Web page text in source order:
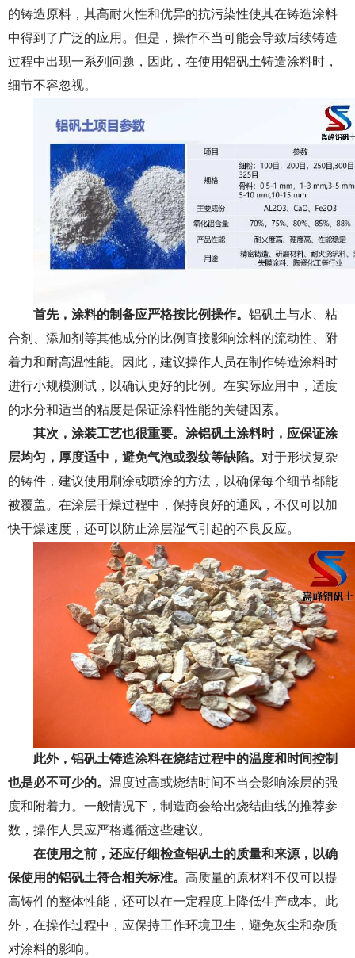
的铸造原料，其高耐火性和优异的抗污染性使其在铸造涂料
中得到了广泛的应用。但是，操作不当可能会导致后续铸造
过程中出现一系列问题，因此，在使用铝矾土铸造涂料时，
细节不容忽视。
首先，涂料的制备应严格按比例操作。 铝矾土与水、粘
合剂、添加剂等其他成分的比例直接影响涂料的流动性、附
着力和耐高温性能。因此，建议操作人员在制作铸造涂料时
进行小规模测试，以确认更好的比例。在实际应用中，适度
的水分和适当的粘度是保证涂料性能的关键因素。
其次，涂装工艺也很重要。 涂铝矾土涂料时，应保证涂
层均匀，厚度适中，避免气泡或裂纹等缺陷。 对于形状复杂
的铸件，建议使用刷涂或喷涂的方法，以确保每个细节都能
被覆盖。在涂层干燥过程中，保持良好的通风，不仅可以加
快干燥速度，还可以防止涂层湿气引起的不良反应。
此外，铝矾土铸造涂料在烧结过程中的温度和时间控制
也是必不可少的。 温度过高或烧结时间不当会影响涂层的强
度和附着力。一般情况下，制造商会给出烧结曲线的推荐参
数，操作人员应严格遵循这些建议。
在使用之前，还应仔细检查铝矾土的质量和来源，以确
保使用的铝矾土符合相关标准。 高质量的原材料不仅可以提
高铸件的整体性能，还可以在一定程度上降低生产成本。此
外，在操作过程中，应保持工作环境卫生，避免灰尘和杂质
对涂料的影响。